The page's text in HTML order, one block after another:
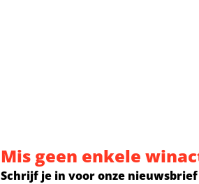
Mis geen enkele
Schrijf je in voor onze nieuwsbrief